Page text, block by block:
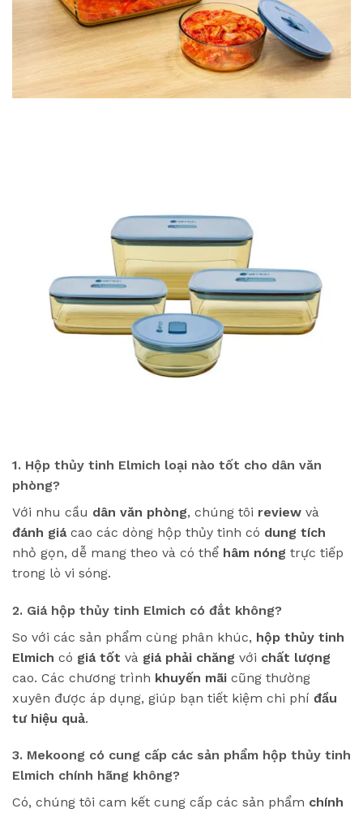
1. Hộp thủy tinh Elmich loại nào tốt cho dân văn
phòng?
Với nhu cầu dân văn phòng, chúng tôi review và
đánh giácao các dòng hộp thủy tinh có dung tích
nhỏ gọn, dễ mang theo và có thể hâm nóng trực tiếp
trong lò vi sóng.
2. Giá hộp thủy tinh Elmich có đắt không?
So với các sản phẩm cùng phân khúc, hộp thủy tinh
Elmich có giá tốt và giá phải chăng với chất lượng
cao. Các chương trình khuyến mãi cũng thường
xuyên được áp dụng, giúp bạn tiết kiệm chi phí đầu
tư hiệu quả.
3. Mekoong có cung cấp các sản phẩm hộp thủy tinh
Elmich chính hãng không?
Có, chúng tôi cam kết cung cấp các sản phẩm chính